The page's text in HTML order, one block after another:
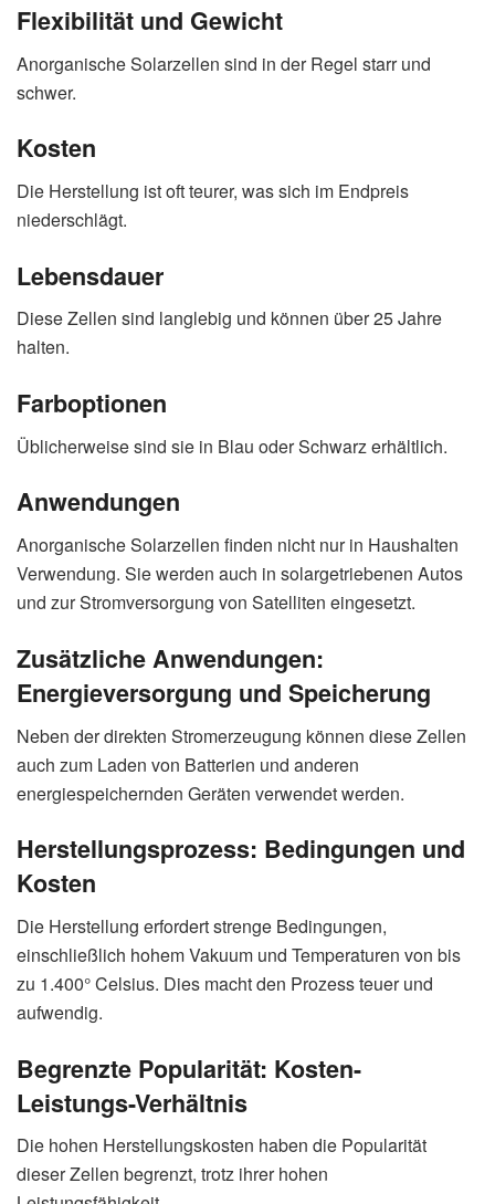
Flexibilität und Gewicht
Anorganische Solarzellen sind in der Regel starr und
schwer.
Kosten
Die Herstellung ist oft teurer, was sich im Endpreis
niederschlägt.
Lebensdauer
Diese Zellen sind langlebig und können über 25 Jahre
halten.
Farboptionen
Üblicherweise sind sie in Blau oder Schwarz erhältlich.
Anwendungen
Anorganische Solarzellen finden nicht nur in Haushalten
Verwendung. Sie werden auch in solargetriebenen Autos
und zur Stromversorgung von Satelliten eingesetzt.
Zusätzliche Anwendungen:
Energieversorgung und Speicherung
Neben der direkten Stromerzeugung können diese Zellen
auch zum Laden von Batterien und anderen
energiespeichernden Geräten verwendet werden.
Herstellungsprozess: Bedingungen und
Kosten
Die Herstellung erfordert strenge Bedingungen,
einschließlich hohem Vakuum und Temperaturen von bis
zu 1.400° Celsius. Dies macht den Prozess teuer und
aufwendig.
Begrenzte Popularität: Kosten-
Leistungs-Verhältnis
Die hohen Herstellungskosten haben die Popularität
dieser Zellen begrenzt, trotz ihrer hohen